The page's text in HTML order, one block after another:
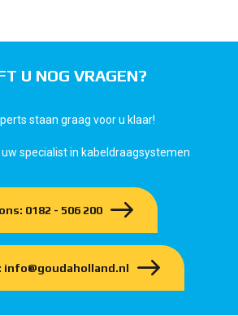
U NOG VRAGEN?
staan graag voor u klaar!
uw specialist in kabeldraagsystemen
0182 - 506 200
info@goudaholland.nl